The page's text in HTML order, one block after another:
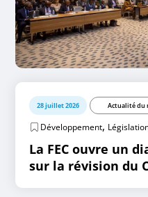
28 juillet 2026 Actualité du
Développement,
La FEC ouvre un
sur la révision du